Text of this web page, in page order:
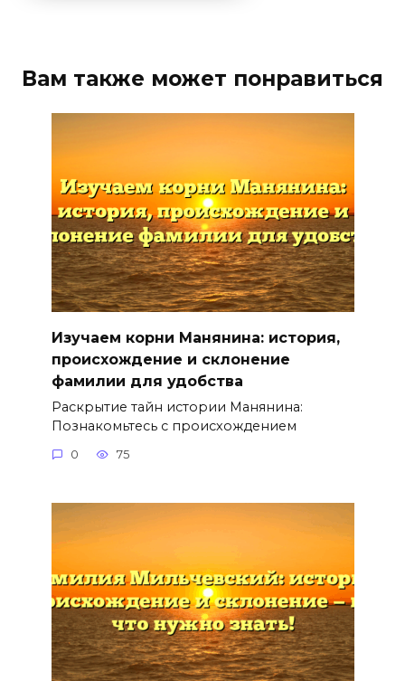
Вам также может понравиться
Изучаем корни Манянина: история,
происхождение и склонение
фамилии для удобства
Раскрытие тайн истории Манянина:
Познакомьтесь с происхождением
0 75